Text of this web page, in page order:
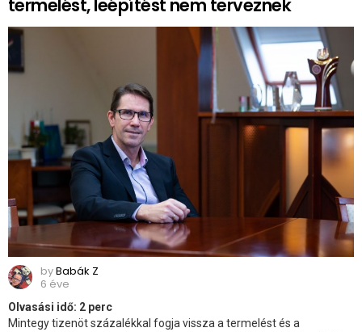
termelést, leépítést nem terveznek
byBabák Z
6 éve
Olvasási idő: 2 perc
Mintegy tizenöt százalékkal fogja vissza a termelést és a